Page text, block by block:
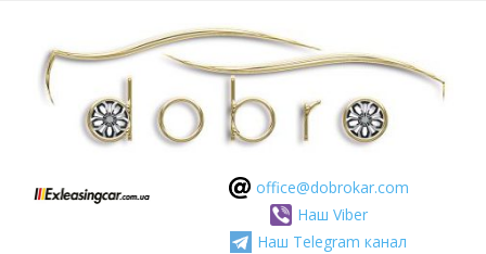
оffice@dobrokar.com
Наш Viber
Наш Telegram канал